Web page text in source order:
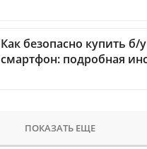
Как безопасно купить б/у
смартфон: подробная
ПОКАЗАТЬ ЕЩЕ